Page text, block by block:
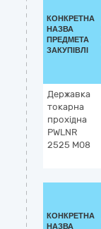
КОНКРЕТНА
НАЗВА
ПРЕДМЕТА
ЗАКУПІВЛІ
Державка
токарна
прохідна
PWLNR
2525 M08
КОНКРЕТНА
НАЗВА